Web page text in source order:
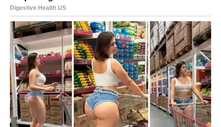
Rakovi ulaze u jednu od najvažnijih emotivnih faza. U
bliskoj budućnosti ostavljate iza sebe tugu, razočaranja i
terete koji nisu bili vaši. Ovo je periodisceljenja srca.
U ljubavi dolazi mir – bilo kroz stabilizaciju odnosa, bilo
kroz oslobađanje od prošlosti. Porodica i dom dobijaju
novu energiju, a Rakovi konačno uče da postave granice.
Suština promene: ne morate više spašavati sve – sada je